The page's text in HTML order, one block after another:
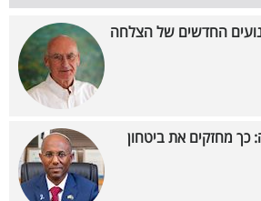
החדשים של הצלחה
כך מחזקים את ביטחון